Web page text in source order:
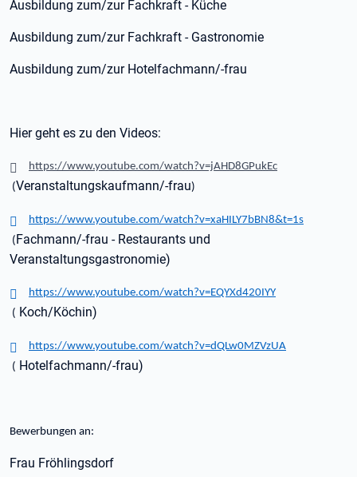
Ausbildung zum/zur Fachkraft - Küche
Ausbildung zum/zur Fachkraft - Gastronomie
Ausbildung zum/zur Hotelfachmann/-frau
Hier geht es zu den Videos:
https://www.youtube.com/watch?v=jAHD8GPukEc
(Veranstaltungskaufmann/-frau)
https://www.youtube.com/watch?v=xaHILY7bBN8&t=1s
(Fachmann/-frau - Restaurants und
Veranstaltungsgastronomie)
https://www.youtube.com/watch?v=EQYXd420IYY
( Koch/Köchin)
https://www.youtube.com/watch?v=dQLw0MZVzUA
( Hotelfachmann/-frau)
Bewerbungen an:
Frau Fröhlingsdorf